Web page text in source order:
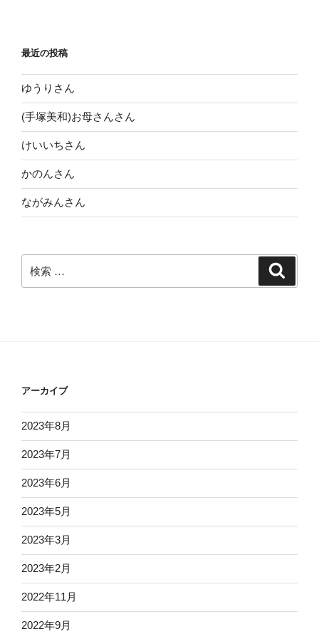
ン
最近の投稿
ゆうりさん
(手塚美和)お母さんさん
けいいちさん
かのんさん
ながみんさん
索:
アーカイブ
2023年8月
2023年7月
2023年6月
2023年5月
2023年3月
2023年2月
2022年11月
2022年9月